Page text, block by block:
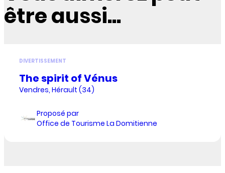
être aussi...
DIVERTISSEMENT
The spirit of Vénus
Vendres, Hérault (34)
Proposé par
Office de Tourisme La Domitienne